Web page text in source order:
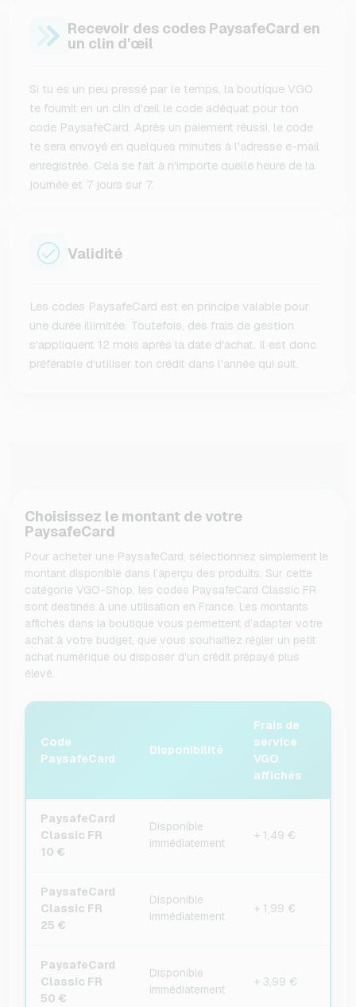
Recevoir des codes PaysafeCard en
un clin d'œil
Si tu es un peu pressé par le temps, la boutique VGO
te fournit en un clin d'œil le code adéquat pour ton
code PaysafeCard. Après un paiement réussi, le code
te sera envoyé en quelques minutes à l'adresse e-mail
enregistrée. Cela se fait à n'importe quelle heure de la
journée et 7 jours sur 7.
Validité
Les codes PaysafeCard est en principe valable pour
une durée illimitée. Toutefois, des frais de gestion
s'appliquent 12 mois après la date d'achat. Il est donc
préférable d'utiliser ton crédit dans l'année qui suit.
Choisissez le montant de votre
PaysafeCard
Pour acheter une PaysafeCard, sélectionnez simplement le
montant disponible dans l’aperçu des produits. Sur cette
catégorie VGO-Shop, les codes PaysafeCard Classic FR
sont destinés à une utilisation en France. Les montants
affichés dans la boutique vous permettent d’adapter votre
achat à votre budget, que vous souhaitiez régler un petit
achat numérique ou disposer d’un crédit prépayé plus
élevé.
Code
PaysafeCard
Disponibilité
Frais de
service
VGO
affichés
PaysafeCard
Classic FR
10 €
Disponible
immédiatement
+ 1,49 €
PaysafeCard
Classic FR
25 €
Disponible
immédiatement
+ 1,99 €
PaysafeCard
Classic FR
50 €
Disponible
immédiatement
+ 3,99 €